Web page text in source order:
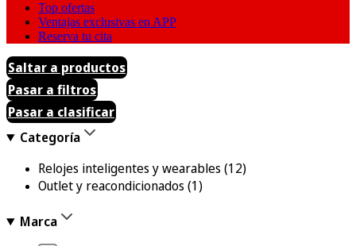
Top ofertas
Ventajas exclusivas en APP
Reserva tu cita
Saltar a productos
Pasar a filtros
Pasar a clasificar
Categoría
Relojes inteligentes y wearables (12)
Outlet y reacondicionados (1)
Marca